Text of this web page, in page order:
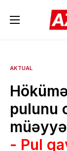
AKTUAL
pulunu
- Pul